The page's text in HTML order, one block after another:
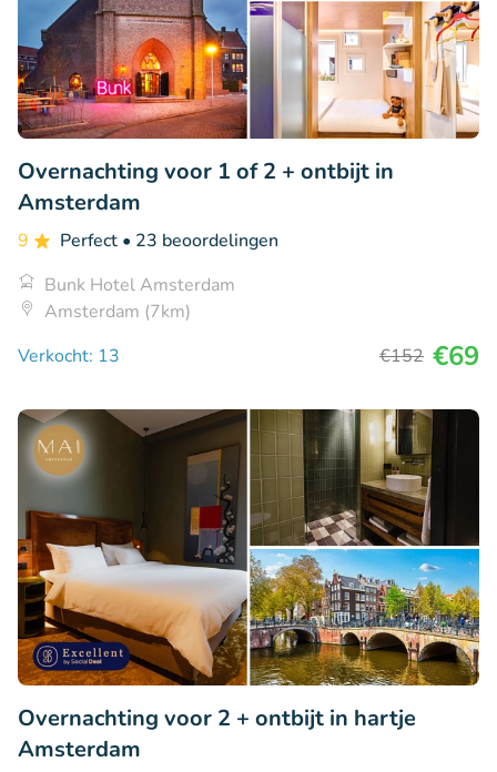
Overnachting voor 1 of 2 + ontbijt in
Amsterdam
9 Perfect • 23 beoordelingen
Bunk Hotel Amsterdam
Amsterdam (7km)
Verkocht: 13
€152 €69
Overnachting voor 2 + ontbijt in hartje
Amsterdam